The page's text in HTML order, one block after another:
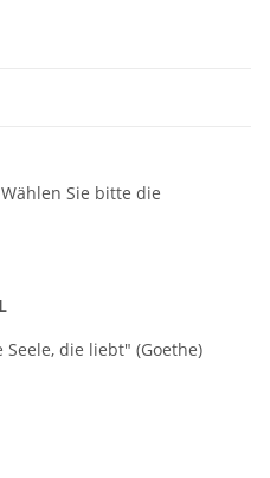
Sie bitte die
die liebt" (Goethe)